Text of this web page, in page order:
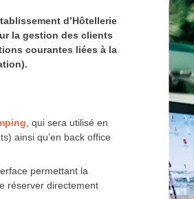
d’Hôtellerie
la gestion des clients
courantes liées à la
, qui sera utilisé en
ainsi qu’en back office
permettant la
réserver directement